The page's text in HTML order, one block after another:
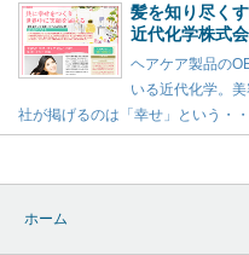
髪を知り尽く
近代化学株式
ヘアケア製品の
いる近代化学。
社が掲げるのは「幸せ」という・・
ホーム